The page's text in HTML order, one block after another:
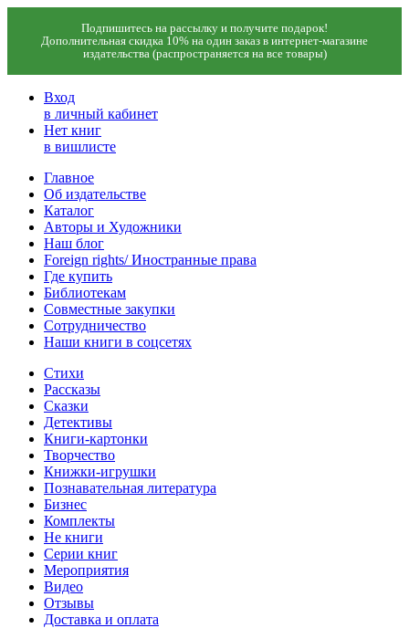
Подпишитесь на рассылку и получите подарок!
Дополнительная скидка 10% на один заказ в интернет-магазине
издательства (распространяется на все товары)
Вход
в личный кабинет
Нет книг
в вишлисте
Главное
Об издательстве
Каталог
Авторы и Художники
Наш блог
Foreign rights/ Иностранные права
Где купить
Библиотекам
Совместные закупки
Сотрудничество
Наши книги в соцсетях
Стихи
Рассказы
Сказки
Детективы
Книги-картонки
Творчество
Книжки-игрушки
Познавательная литература
Бизнес
Комплекты
Не книги
Серии книг
Мероприятия
Видео
Отзывы
Доставка и оплата